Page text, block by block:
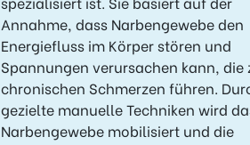
Annahme, dass Narbengewebe den
Energiefluss im Körper stören und
Spannungen verursachen kann, die
chronischen Schmerzen führen.
gezielte manuelle Techniken wird
Narbengewebe mobilisiert und die